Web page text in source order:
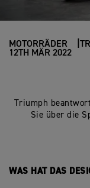
MOTORRÄDER
12TH MÄR 2022
Triumph
Sie über die
WAS HAT DAS